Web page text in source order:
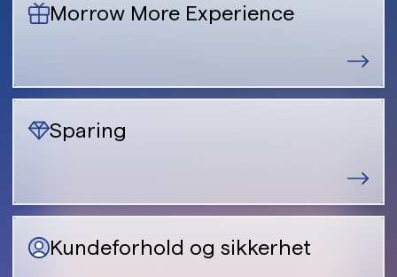
Morrow More Experience
Sparing
Kundeforhold og sikkerhet